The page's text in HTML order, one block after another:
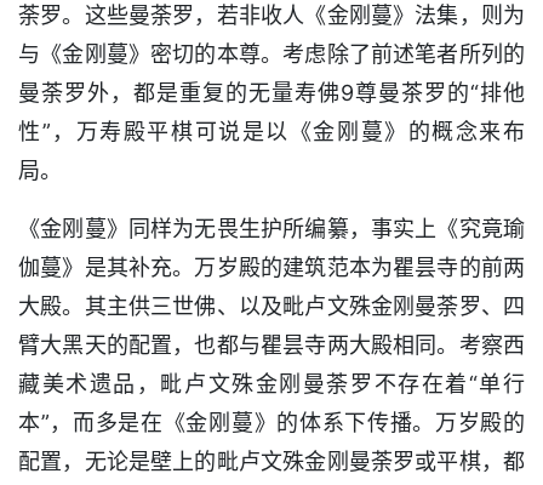
荼罗。这些曼荼罗，若非收人《金刚蔓》法集，则为
与《金刚蔓》密切的本尊。考虑除了前述笔者所列的
曼荼罗外，都是重复的无量寿佛9尊曼茶罗的“排他
性”，万寿殿平棋可说是以《金刚蔓》的概念来布
局。
《金刚蔓》同样为无畏生护所编纂，事实上《究竟瑜
伽蔓》是其补充。万岁殿的建筑范本为瞿昙寺的前两
大殿。其主供三世佛、以及毗卢文殊金刚曼荼罗、四
臂大黑天的配置，也都与瞿昙寺两大殿相同。考察西
藏美术遗品，毗卢文殊金刚曼荼罗不存在着“单行
本”，而多是在《金刚蔓》的体系下传播。万岁殿的
配置，无论是壁上的毗卢文殊金刚曼荼罗或平棋，都